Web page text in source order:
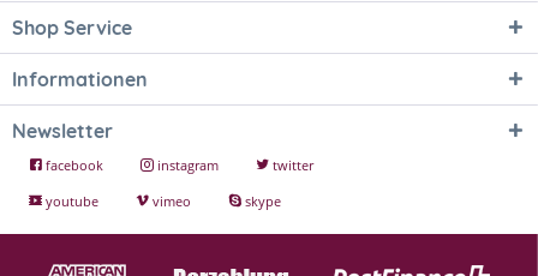
Shop Service
Informationen
Newsletter
facebook instagram
twitter
youtube
vimeo skype